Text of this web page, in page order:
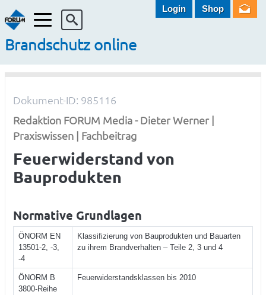
Menü
Brandschutz online
Login Shop
Dokument-ID: 985116
Redaktion FORUM Media - Dieter Werner |
Praxiswissen | Fachbeitrag
Feuerwiderstand von
Bauprodukten
Normative Grundlagen
ÖNORM EN
13501-2, -3,
-4
Klassifizierung von Bauprodukten und Bauarten
zu ihrem Brandverhalten – Teile 2, 3 und 4
ÖNORM B
3800-Reihe
Feuerwiderstandsklassen bis 2010